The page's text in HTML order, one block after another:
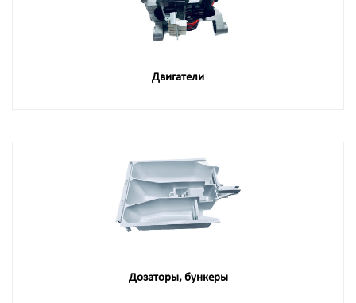
Двигатели
Дозаторы, бункеры